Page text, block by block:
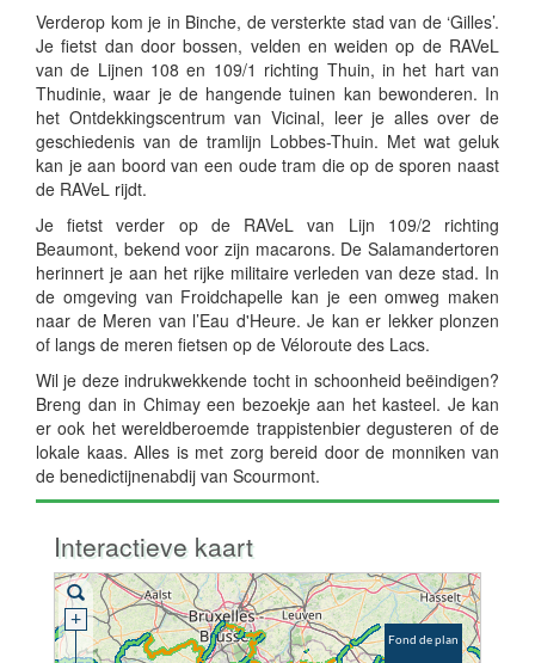
Verderop kom je in Binche, de versterkte stad van de ‘Gilles’.
Je fietst dan door bossen, velden en weiden op de RAVeL
van de Lijnen 108 en 109/1 richting Thuin, in het hart van
Thudinie, waar je de hangende tuinen kan bewonderen. In
het Ontdekkingscentrum van Vicinal, leer je alles over de
geschiedenis van de tramlijn Lobbes-Thuin. Met wat geluk
kan je aan boord van een oude tram die op de sporen naast
de RAVeL rijdt.
Je fietst verder op de RAVeL van Lijn 109/2 richting
Beaumont, bekend voor zijn macarons. De Salamandertoren
herinnert je aan het rijke militaire verleden van deze stad. In
de omgeving van Froidchapelle kan je een omweg maken
naar de Meren van l’Eau d'Heure. Je kan er lekker plonzen
of langs de meren fietsen op de Véloroute des Lacs.
Wil je deze indrukwekkende tocht in schoonheid beëindigen?
Breng dan in Chimay een bezoekje aan het kasteel. Je kan
er ook het wereldberoemde trappistenbier degusteren of de
lokale kaas. Alles is met zorg bereid door de monniken van
de benedictijnenabdij van Scourmont.
Interactieve kaart